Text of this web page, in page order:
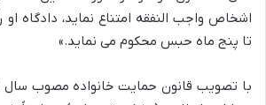
اشخاص واجب النفقه امتناع نماید، دادگاه
تا پنج ماه حبس محکوم می نماید.»